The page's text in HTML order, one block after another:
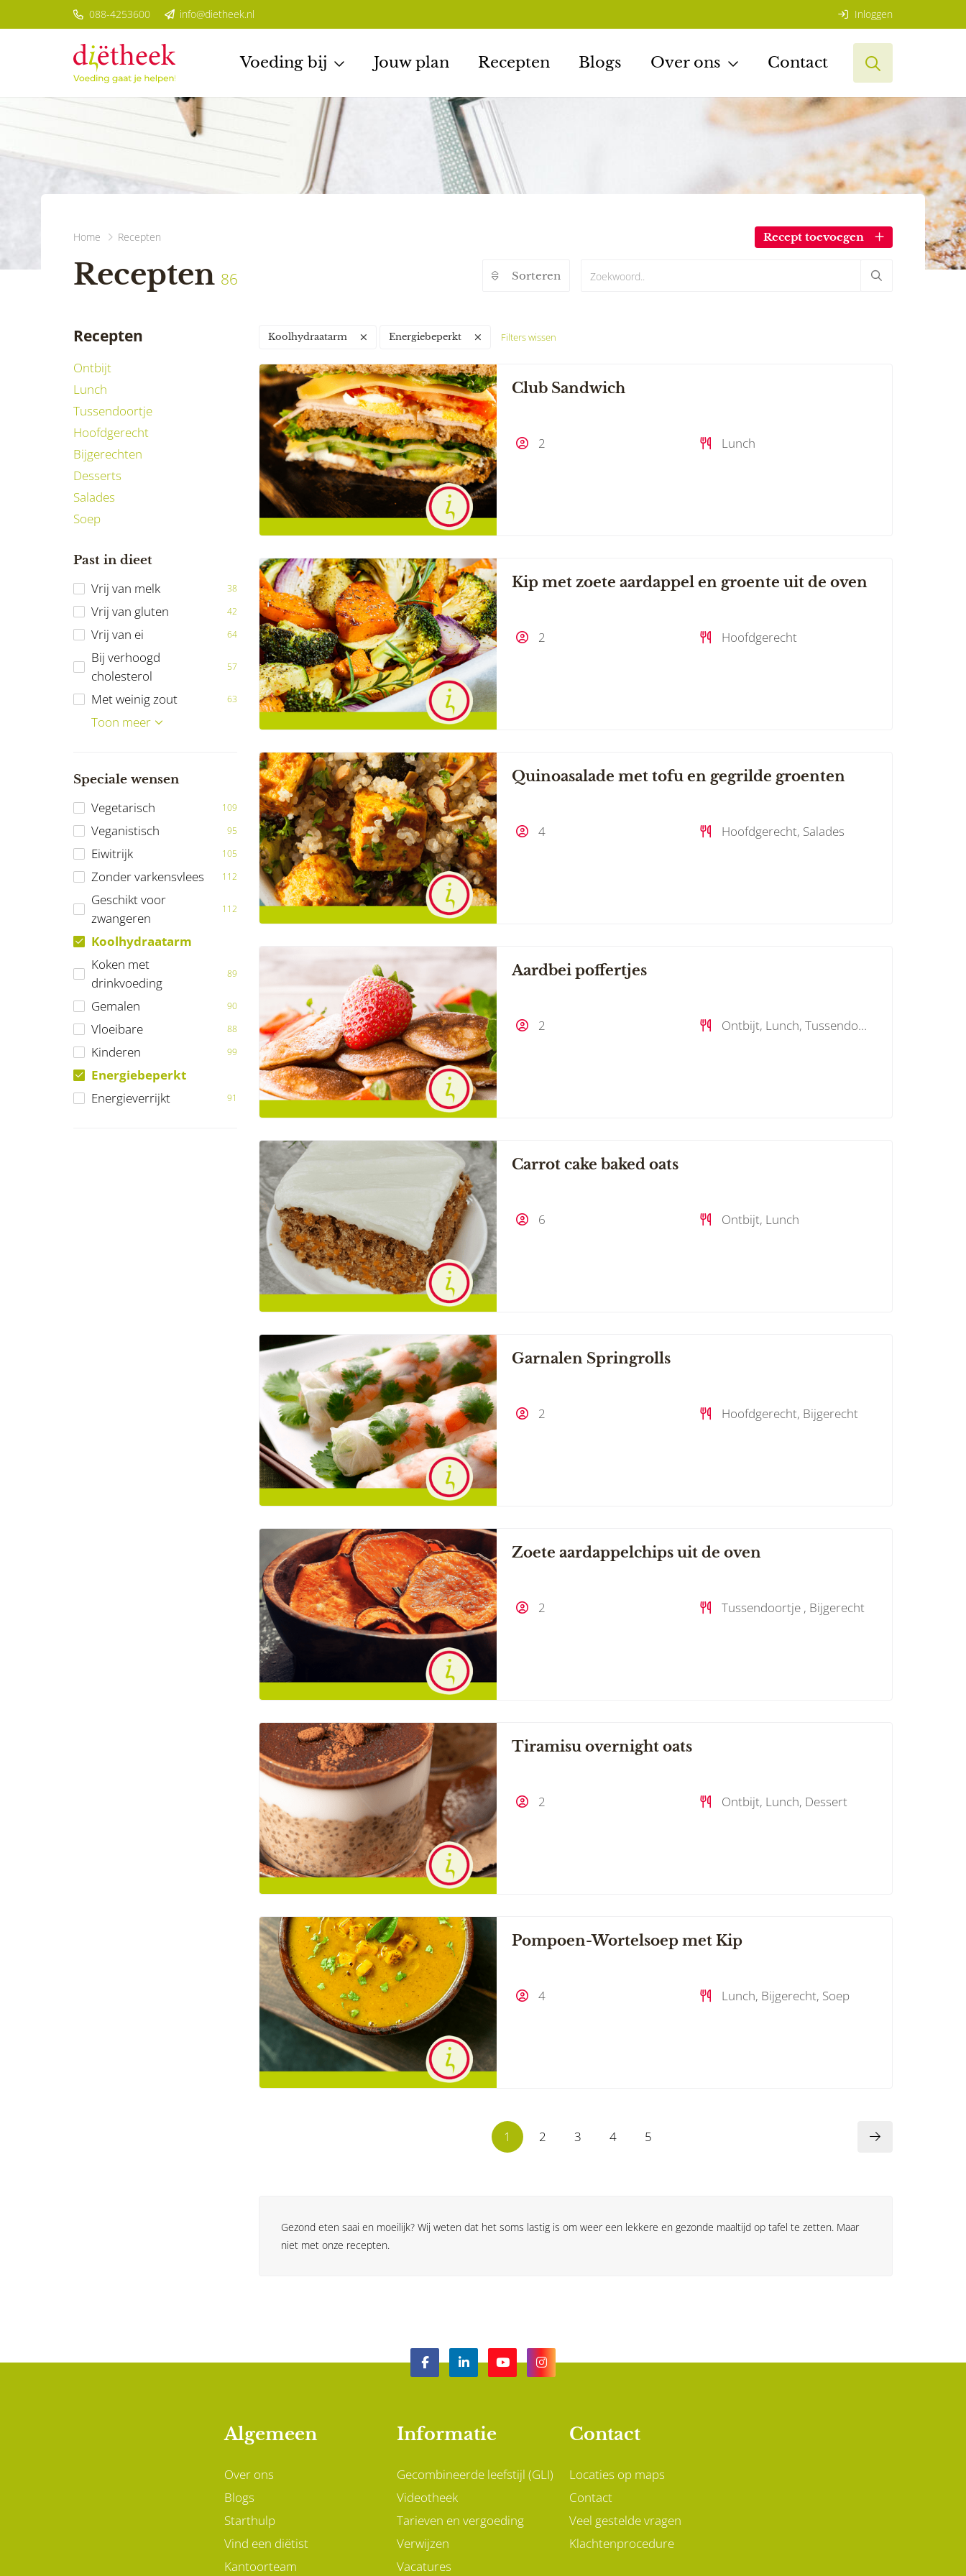
Home Recepten
Recepten 86 Sorteren
Recept toevoegen
Recepten
Ontbijt
Lunch
Tussendoortje
Hoofdgerecht
Bijgerechten
Desserts
Salades
Soep
Past in dieet
Vrij van melk 38
Vrij van gluten 42
Vrij van ei 64
Bij verhoogd
cholesterol
57
Met weinig zout 63
Bij Diabetes Mellitus
Bij darmklachten
Vrij van noten
Vrij van pinda's
Ketogeen
Reumatische
Maagverkleining
FODMAP
Toon meer
Speciale wensen
Vegetarisch 109
Veganistisch 95
Eiwitrijk 105
Zonder varkensvlees 112
Geschikt voor
zwangeren
112
Koolhydraatarm
Koken met
drinkvoeding
89
Gemalen 90
Vloeibare 88
Kinderen 99
Energiebeperkt
Energieverrijkt
91
Koolhydraatarm Energiebeperkt Filters wissen
Club Sandwich
2 Lunch
Kip met zoete aardappel en groente uit de oven
2 Hoofdgerecht
Quinoasalade met tofu en gegrilde groenten
4 Hoofdgerecht, Salades
Aardbei poffertjes
2 Ontbijt, Lunch, Tussendoortje , Bijgerecht, Dessert
Carrot cake baked oats
6 Ontbijt, Lunch
Garnalen Springrolls
2 Hoofdgerecht, Bijgerecht
Zoete aardappelchips uit de oven
2 Tussendoortje , Bijgerecht
Tiramisu overnight oats
2 Ontbijt, Lunch, Dessert
Pompoen-Wortelsoep met Kip
4 Lunch, Bijgerecht, Soep
1 2 3 4 5
Gezond eten saai en moeilijk? Wij weten dat het soms lastig is om weer een lekkere en gezonde maaltijd op tafel te zetten. Maar
niet met onze recepten.
088-4253600 info@dietheek.nl Inloggen
Voeding bij Jouw plan Recepten Blogs Over ons Contact
Algemeen
Over ons
Blogs
Starthulp
Vind een diëtist
Kantoorteam
Informatie
Gecombineerde leefstijl (GLI)
Videotheek
Tarieven en vergoeding
Verwijzen
Vacatures
Contact
Locaties op maps
Contact
Veel gestelde vragen
Klachtenprocedure